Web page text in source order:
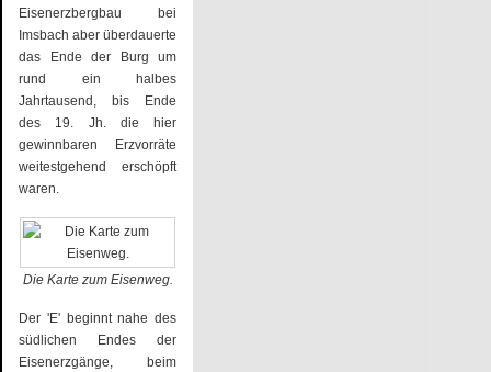
Eisenerzbergbau bei
Imsbach aber überdauerte
das Ende der Burg um
rund ein halbes
Jahrtausend, bis Ende
des 19. Jh. die hier
gewinnbaren Erzvorräte
weitestgehend erschöpft
waren.
Die Karte zum Eisenweg.
Der 'E' beginnt nahe des
südlichen Endes der
Eisenerzgänge, beim